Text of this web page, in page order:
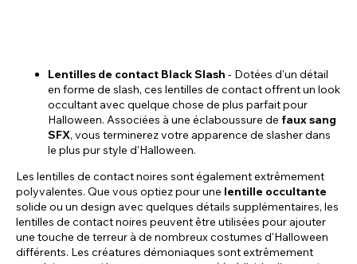
Lentilles de contact Black Slash - Dotées d'un détail
en forme de slash, ces lentilles de contact offrent un look
occultant avec quelque chose de plus parfait pour
Halloween. Associées à une éclaboussure de faux sang
SFX, vous terminerez votre apparence de slasher dans
le plus pur style d'Halloween.
Les lentilles de contact noires sont également extrêmement
polyvalentes. Que vous optiez pour une lentille occultante
solide ou un design avec quelques détails supplémentaires, les
lentilles de contact noires peuvent être utilisées pour ajouter
une touche de terreur à de nombreux costumes d'Halloween
différents. Les créatures démoniaques sont extrêmement